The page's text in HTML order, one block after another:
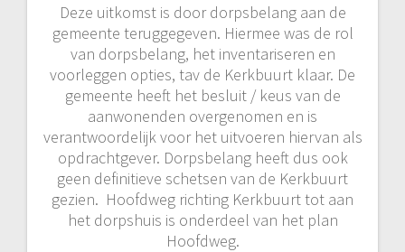
Deze uitkomst is door dorpsbelang aan de
gemeente teruggegeven. Hiermee was de rol
van dorpsbelang, het inventariseren en
voorleggen opties, tav de Kerkbuurt klaar. De
gemeente heeft het besluit / keus van de
aanwonenden overgenomen en is
verantwoordelijk voor het uitvoeren hiervan als
opdrachtgever. Dorpsbelang heeft dus ook
geen definitieve schetsen van de Kerkbuurt
gezien. Hoofdweg richting Kerkbuurt tot aan
het dorpshuis is onderdeel van het plan
Hoofdweg.